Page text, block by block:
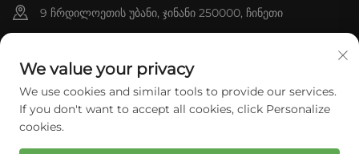
9 ჩრდილოეთის უბანი, ჯინანი 250000, ჩინეთი
[email protected]
Საავტორო უფლებები © 2026 Tianhui Sports. ყველა უფლება
We value your privacy
We use cookies and similar tools to provide our services.
If you don't want to accept all cookies, click Personalize
cookies.